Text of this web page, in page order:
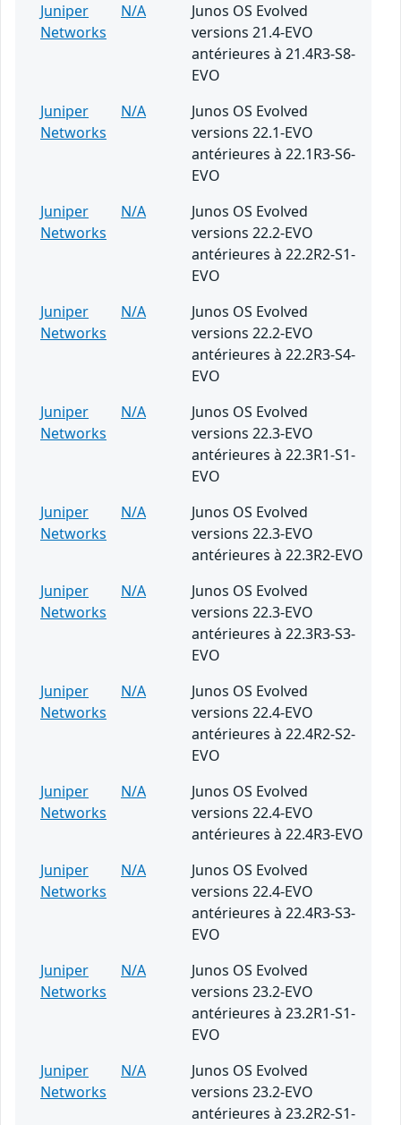
Juniper
Networks
N/A
Junos OS Evolved
versions 21.4-EVO
antérieures à 21.4R3-S8-
EVO
Juniper
Networks
N/A
Junos OS Evolved
versions 22.1-EVO
antérieures à 22.1R3-S6-
EVO
Juniper
Networks
N/A
Junos OS Evolved
versions 22.2-EVO
antérieures à 22.2R2-S1-
EVO
Juniper
Networks
N/A
Junos OS Evolved
versions 22.2-EVO
antérieures à 22.2R3-S4-
EVO
Juniper
Networks
N/A
Junos OS Evolved
versions 22.3-EVO
antérieures à 22.3R1-S1-
EVO
Juniper
Networks
N/A
Junos OS Evolved
versions 22.3-EVO
antérieures à 22.3R2-EVO
Juniper
Networks
N/A
Junos OS Evolved
versions 22.3-EVO
antérieures à 22.3R3-S3-
EVO
Juniper
Networks
N/A
Junos OS Evolved
versions 22.4-EVO
antérieures à 22.4R2-S2-
EVO
Juniper
Networks
N/A
Junos OS Evolved
versions 22.4-EVO
antérieures à 22.4R3-EVO
Juniper
Networks
N/A
Junos OS Evolved
versions 22.4-EVO
antérieures à 22.4R3-S3-
EVO
Juniper
Networks
N/A
Junos OS Evolved
versions 23.2-EVO
antérieures à 23.2R1-S1-
EVO
Juniper
Networks
N/A
Junos OS Evolved
versions 23.2-EVO
antérieures à 23.2R2-S1-